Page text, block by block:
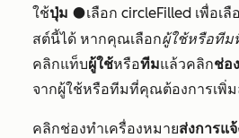
ใช้ปุ่ม circleFilledเลือก circleFilled เพื่อเ
สต์นี้ได้ หากคุณเลือกผู้ใช้หรือทีม
คลิกแท็บผู้ใช้หรือทีมแล้วคลิกช่อ
จากผู้ใช้หรือทีมที่คุณต้องการเพิ่
คลิกช่องทำเครื่องหมายส่งการแ